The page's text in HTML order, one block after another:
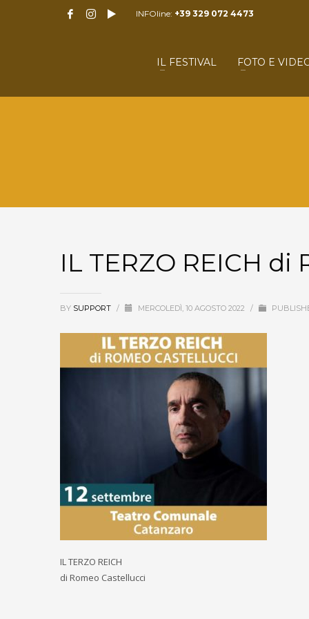
INFOline: +39 329 072 4473
IL FESTIVAL FOTO E
IL TERZO REICH
BY SUPPORT / MERCOLEDÌ, 10 AGOSTO 2022 /
IL TERZO REICH
di Romeo Castellucci